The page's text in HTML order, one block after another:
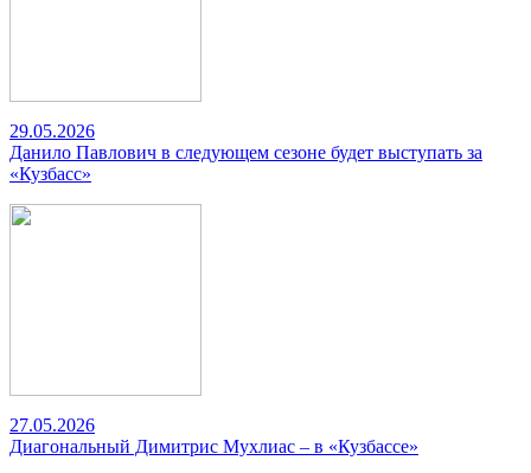
29.05.2026
Данило Павлович в следующем сезоне будет выступать за
«Кузбасс»
27.05.2026
Диагональный Димитрис Мухлиас – в «Кузбассе»